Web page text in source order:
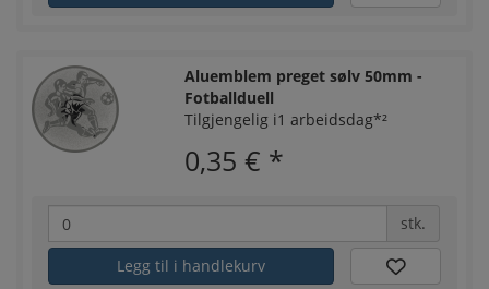
Aluemblem preget sølv 50mm -
Fotballduell
Tilgjengelig i1 arbeidsdag*²
0,35 € *
stk.
Legg til i handlekurv